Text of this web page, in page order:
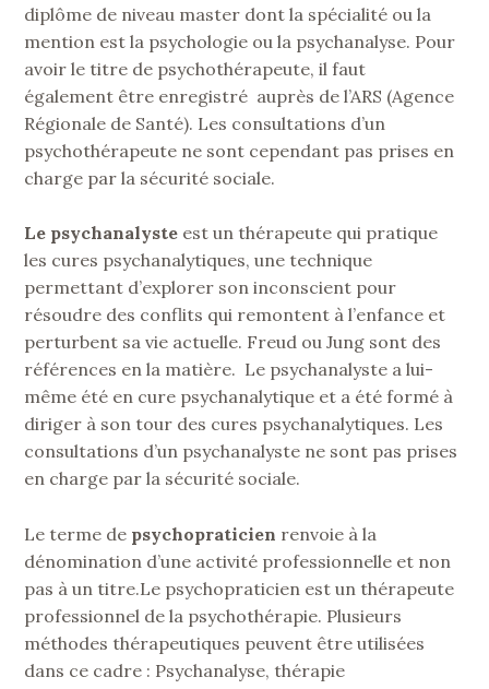
diplôme de niveau master dont la spécialité ou la
mention est la psychologie ou la psychanalyse. Pour
avoir le titre de psychothérapeute, il faut
également être enregistré auprès de l’ARS (Agence
Régionale de Santé). Les consultations d’un
psychothérapeute ne sont cependant pas prises en
charge par la sécurité sociale.
Le psychanalyste est un thérapeute qui pratique
les cures psychanalytiques, une technique
permettant d’explorer son inconscient pour
résoudre des conflits qui remontent à l’enfance et
perturbent sa vie actuelle. Freud ou Jung sont des
références en la matière. Le psychanalyste a lui-
même été en cure psychanalytique et a été formé à
diriger à son tour des cures psychanalytiques. Les
consultations d’un psychanalyste ne sont pas prises
en charge par la sécurité sociale.
Le terme de psychopraticien renvoie à la
dénomination d’une activité professionnelle et non
pas à un titre.Le psychopraticien est un thérapeute
professionnel de la psychothérapie. Plusieurs
méthodes thérapeutiques peuvent être utilisées
dans ce cadre : Psychanalyse, thérapie